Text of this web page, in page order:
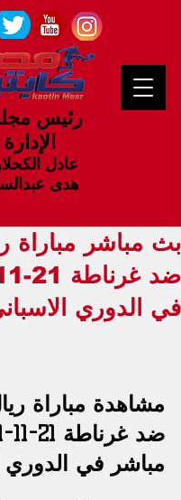
رئيس
الإدارة
عادل
هدى
بث مباشر مباراة
في الدوري الاسباني
مشاهدة مباراة
مباشر في الدوري